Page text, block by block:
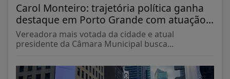
Carol Monteiro: trajetória política ganha
destaque em Porto Grande com atuação...
Vereadora mais votada da cidade e atual
presidente da Câmara Municipal busca...